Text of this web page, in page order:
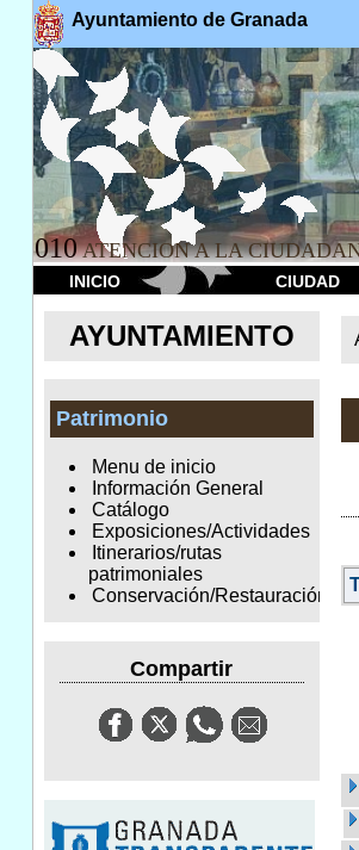
Ayuntamiento de Granada
010 ATENCION A LA
INICIO CIUDAD
AYUNTAMIENTO
Patrimonio
Menu de inicio
Información General
Catálogo
Exposiciones/Actividades
Itinerarios/rutas
patrimoniales
Conservación/Restauración
Compartir